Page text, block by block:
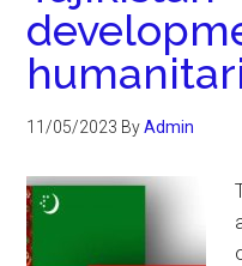
11/05/2023 ByAdmin